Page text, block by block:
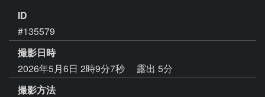
ID
#135579
撮影日時
2026年5月6日 2時9分7秒
露出 5分
撮影方法